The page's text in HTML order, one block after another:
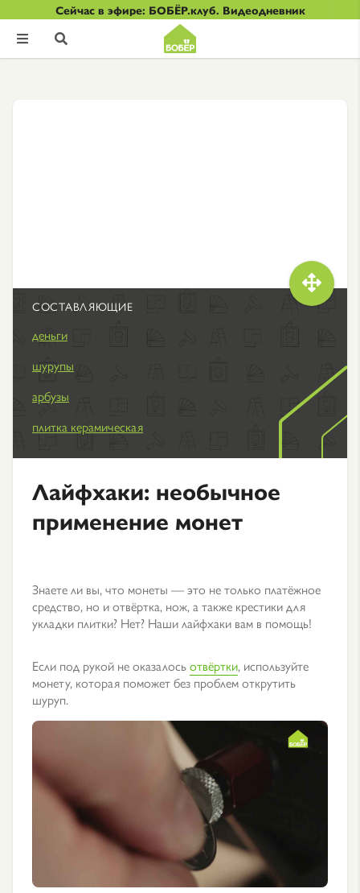
Сейчас в эфире: БОБЁР.клуб. Видеодневник
 

СОСТАВЛЯЮЩИЕ
деньги
шурупы
арбузы
плитка керамическая
Лайфхаки: необычное
применение монет
Знаете ли вы, что монеты — это не только платёжное
средство, но и отвёртка, нож, а также крестики для
укладки плитки? Нет? Наши лайфхаки вам в помощь!
Если под рукой не оказалосьотвёртки, используйте
монету, которая поможет без проблем открутить
шуруп.